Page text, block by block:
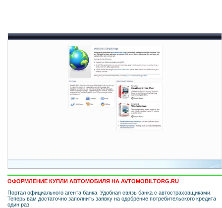
ОФОРМЛЕНИЕ КУПЛИ АВТОМОБИЛЯ НА AVTOMOBILTORG.RU
Портал официального агента банка. Удобная связь банка с автостраховщиками.
Теперь вам достаточно заполнить заявку на одобрение потребительского кредита
один раз.